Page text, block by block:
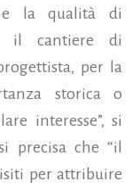
la qualità di
il cantiere di
per la
storica o
interesse”, si
precisa che “il
per attribuire